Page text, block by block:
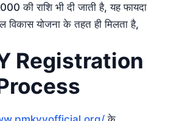
की राशि भी दी जाती है, यह फायदा
विकास योजना के तहत ही मिलता है,
Registration